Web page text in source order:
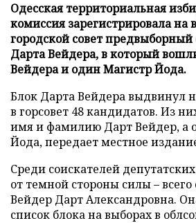
Одесская территориальная
комиссия зарегистрировала на
городской совет предвыборный
Дарта Вейдера, в который
Вейдера и один Магистр Йода.
Блок Дарта Вейдера выдвинул
в горсовет 48 кандидатов. Из
имя и фамилию Дарт Вейдер, а
Йода, передает местное
Среди соискателей
от темной стороны силы –
Вейдер Дарт Александровна.
список блока на выборах в